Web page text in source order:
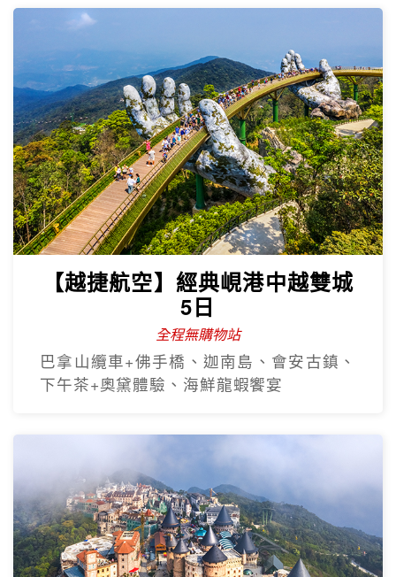
【越捷航空】經典峴港中越雙城
5日
全程無購物站
巴拿山纜車+佛手橋、迦南島、會安古鎮、
下午茶+奧黛體驗、海鮮龍蝦饗宴